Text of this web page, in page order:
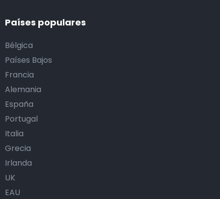
Países populares
Bélgica
Países Bajos
Francia
Alemania
España
Portugal
Italia
Grecia
Irlanda
UK
EAU